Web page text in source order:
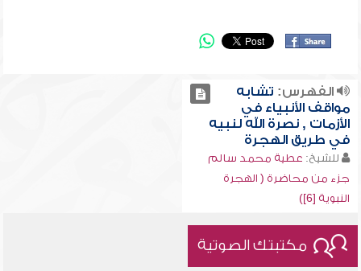
الفهرس: تشابه
مواقف الأنبياء في
الأزمات , نصرة الله لنبيه
في طريق الهجرة
للشيخ: عطية محمد سالم
جزء من محاضرة ( الهجرة
النبوية [6])
مكتبتك الصوتية